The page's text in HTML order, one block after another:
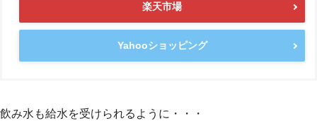
楽天市場
Yahooショッピング
飲み水も給水を受けられるように・・・